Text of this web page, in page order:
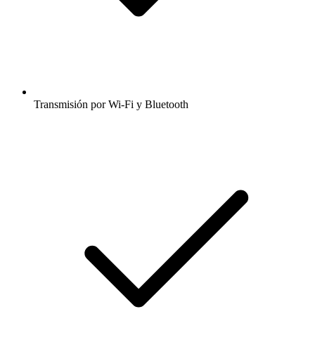
Transmisión por Wi-Fi y Bluetooth